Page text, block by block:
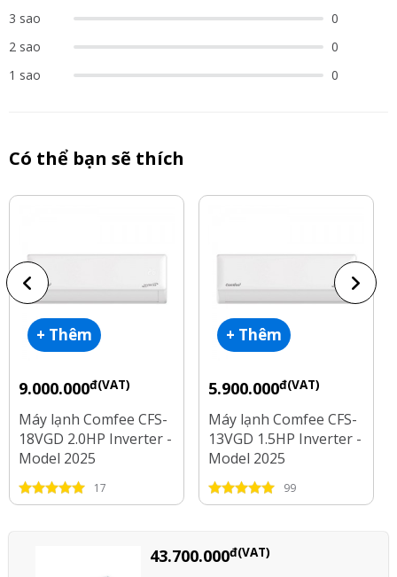
3 sao
0
2 sao
0
1 sao
0
Có thể bạn sẽ thích
+ Thêm
9.000.000đ(VAT)
Máy lạnh Comfee CFS-
18VGD 2.0HP Inverter -
Model 2025
17
+ Thêm
5.900.000đ(VAT)
Máy lạnh Comfee CFS-
13VGD 1.5HP Inverter -
Model 2025
99
43.700.000đ(VAT)